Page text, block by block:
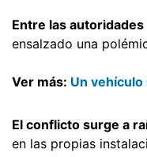
Entre las
ensalzado una
Ver más: Un
El conflicto surge a
en las propias